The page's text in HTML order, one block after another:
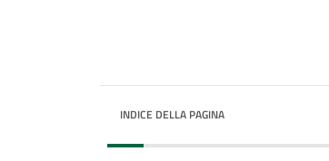
INDICE DELLA PAGINA